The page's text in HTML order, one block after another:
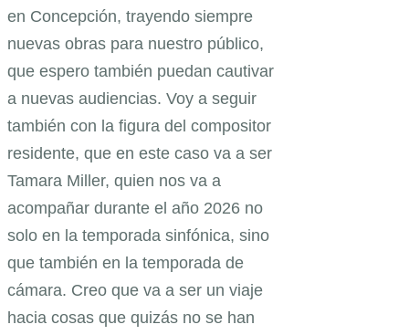
en Concepción, trayendo siempre
nuevas obras para nuestro público,
que espero también puedan cautivar
a nuevas audiencias. Voy a seguir
también con la figura del compositor
residente, que en este caso va a ser
Tamara Miller, quien nos va a
acompañar durante el año 2026 no
solo en la temporada sinfónica, sino
que también en la temporada de
cámara. Creo que va a ser un viaje
hacia cosas que quizás no se han